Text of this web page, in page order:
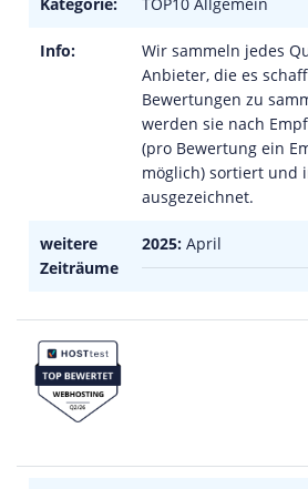
Info:
Wir sammeln jedes
Anbieter, die es
Bewertungen zu
werden sie nach
(pro Bewertung ein
möglich) sortiert und
ausgezeichnet.
weitere
Zeiträume
2025: April